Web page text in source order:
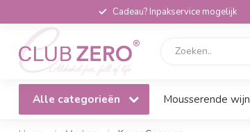
Cadeau? Inpakservice mogelijk
Alle categorieën Mousserende wijn